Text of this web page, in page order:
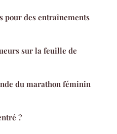
pour des entraînements
sur la feuille de
du marathon féminin
?